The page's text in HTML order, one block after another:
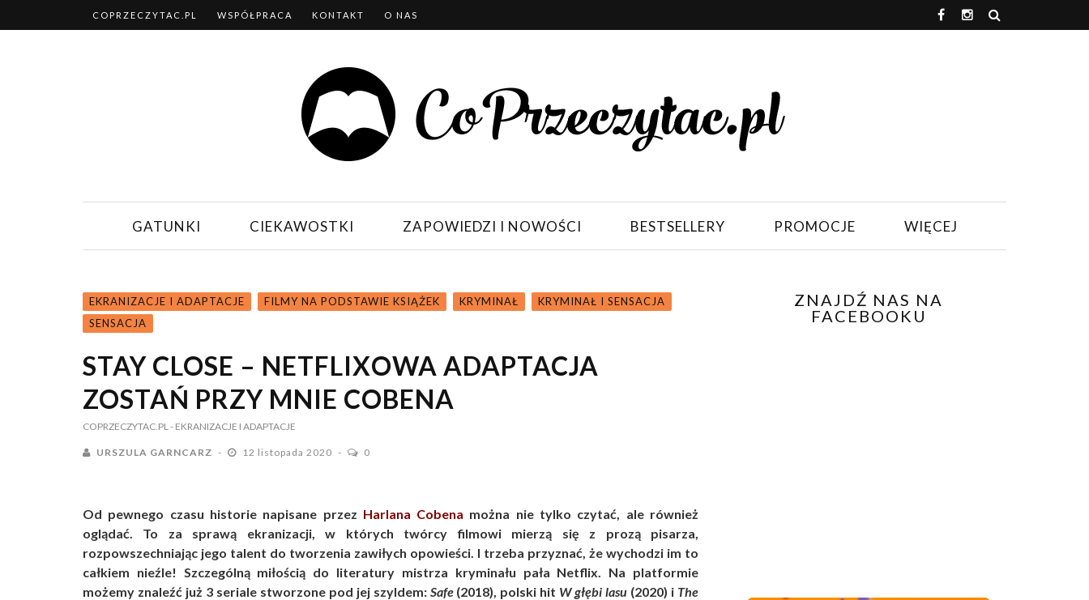
COPRZECZYTAC.PL WSPÓŁPRACA KONTAKT O NAS
GATUNKI CIEKAWOSTKI ZAPOWIEDZI I NOWOŚCI BESTSELLERY PROMOCJE WIĘCEJ
EKRANIZACJE I ADAPTACJE FILMY NA PODSTAWIE KSIĄŻEK KRYMINAŁ
KRYMINAŁ I SENSACJA
SENSACJA
STAY CLOSE – NETFLIXOWA ADAPTACJA
ZOSTAŃ PRZY MNIE COBENA
COPRZECZYTAC.PL- EKRANIZACJE I ADAPTACJE
URSZULA GARNCARZ 12 listopada 2020 0
Od pewnego czasu historie napisane przez Harlana Cobena można nie tylko czytać, ale również
oglądać. To za sprawą ekranizacji, w których twórcy filmowi mierzą się z prozą pisarza,
rozpowszechniając jego talent do tworzenia zawiłych opowieści. I trzeba przyznać, że wychodzi im to
całkiem nieźle! Szczególną miłością do literatury mistrza kryminału pała Netflix. Na platformie
możemy znaleźć już 3 seriale stworzone pod jej szyldem: Safe(2018), polski hit W głębi lasu (2020) i The
ZNAJDŹ NAS NA
FACEBOOKU